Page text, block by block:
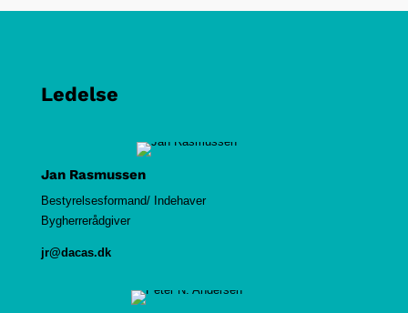
Ledelse
Jan Rasmussen
Bestyrelsesformand/ Indehaver
Bygherrerådgiver
jr@dacas.dk